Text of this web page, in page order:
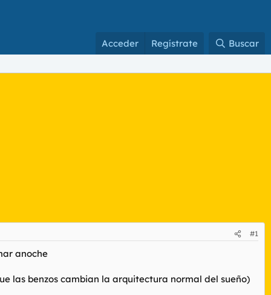
Acceder Regístrate Buscar
#1
anoche
las benzos cambian la arquitectura normal del sueño)